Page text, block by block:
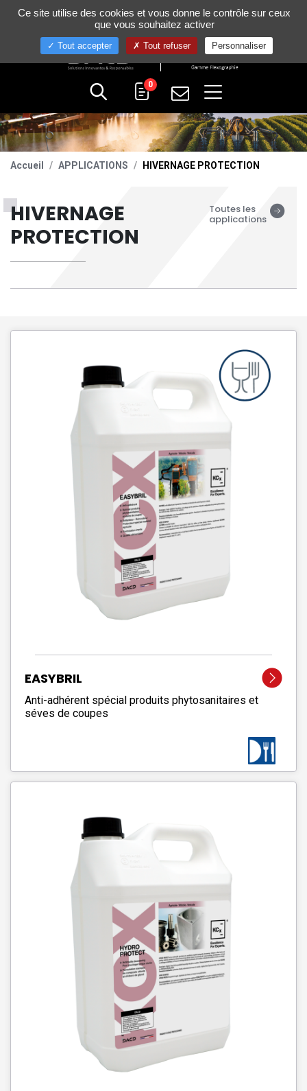
+33 (0)4 75 58 80 10
0
Accueil APPLICATIONS HIVERNAGE PROTECTION
HIVERNAGE
PROTECTION
Toutes les
applications
EASYBRIL
Anti-adhérent spécial produits phytosanitaires et
séves de coupes
Gestion de vos préférences sur les cookies
Ce site utilise des cookies et vous donne le contrôle sur ceux
que vous souhaitez activer
Tout accepter Tout refuser Personnaliser